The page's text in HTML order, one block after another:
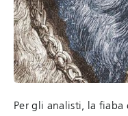
Per gli analisti, la